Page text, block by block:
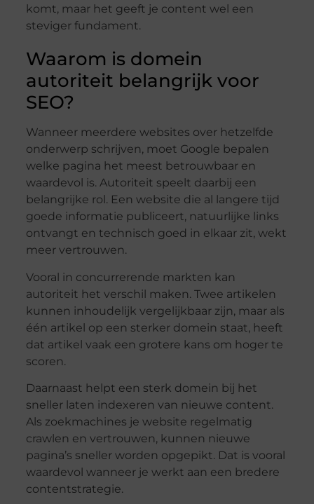
komt, maar het geeft je content wel een
steviger fundament.
Waarom is domein
autoriteit belangrijk voor
SEO?
Wanneer meerdere websites over hetzelfde
onderwerp schrijven, moet Google bepalen
welke pagina het meest betrouwbaar en
waardevol is. Autoriteit speelt daarbij een
belangrijke rol. Een website die al langere tijd
goede informatie publiceert, natuurlijke links
ontvangt en technisch goed in elkaar zit, wekt
meer vertrouwen.
Vooral in concurrerende markten kan
autoriteit het verschil maken. Twee artikelen
kunnen inhoudelijk vergelijkbaar zijn, maar als
één artikel op een sterker domein staat, heeft
dat artikel vaak een grotere kans om hoger te
scoren.
Daarnaast helpt een sterk domein bij het
sneller laten indexeren van nieuwe content.
Als zoekmachines je website regelmatig
crawlen en vertrouwen, kunnen nieuwe
pagina’s sneller worden opgepikt. Dat is vooral
waardevol wanneer je werkt aan een bredere
contentstrategie.